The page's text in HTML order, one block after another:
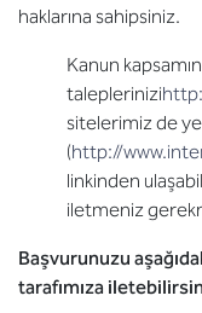
haklarına sahipsiniz.
Kanun
taleplerinizi
sitelerimiz de
(http://
linkinden
iletmeniz
Başvurunuzu
tarafımıza